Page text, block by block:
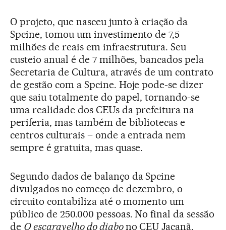
O projeto, que nasceu junto à criação da
Spcine, tomou um investimento de 7,5
milhões de reais em infraestrutura. Seu
custeio anual é de 7 milhões, bancados pela
Secretaria de Cultura, através de um contrato
de gestão com a Spcine. Hoje pode-se dizer
que saiu totalmente do papel, tornando-se
uma realidade dos CEUs da prefeitura na
periferia, mas também de bibliotecas e
centros culturais – onde a entrada nem
sempre é gratuita, mas quase.
Segundo dados de balanço da Spcine
divulgados no começo de dezembro, o
circuito contabiliza até o momento um
público de 250.000 pessoas. No final da sessão
de O escaravelho do diabono CEU Jaçanã,